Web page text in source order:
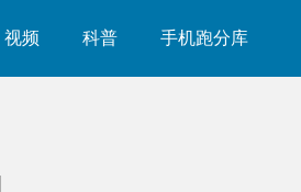
视频 科普 手机跑分库